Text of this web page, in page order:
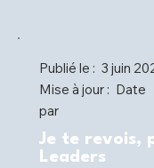
Publié le : 3 juin
Mise à jour : Date
par
Je te revois,
Leaders